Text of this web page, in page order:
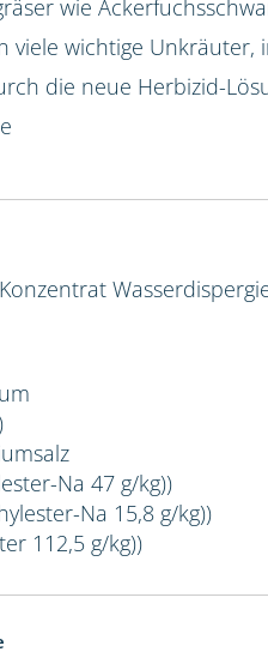
wie
viele wichtige
die neue Herbizid-
Na 47 g/kg))
Na 15,8 g/kg))
112,5 g/kg))